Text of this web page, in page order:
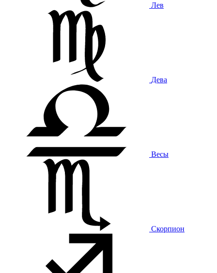
Лев
Дева
Весы
Скорпион